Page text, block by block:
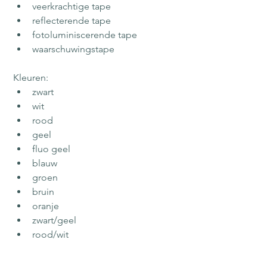
veerkrachtige tape
reflecterende tape
fotoluminiscerende tape
waarschuwingstape
Kleuren:
zwart
wit
rood
geel
fluo geel
blauw
groen
bruin
oranje
zwart/geel
rood/wit